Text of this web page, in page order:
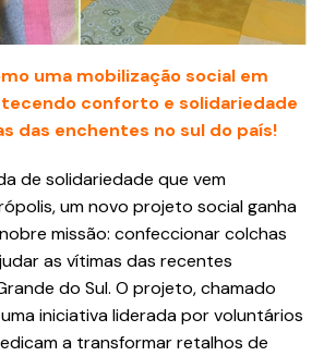
uma mobilização social em
conforto e solidariedade
das enchentes no sul do país!
de solidariedade que vem
um novo projeto social ganha
missão: confeccionar colchas
as vítimas das recentes
do Sul. O projeto, chamado
uma iniciativa liderada por voluntários
a transformar retalhos de